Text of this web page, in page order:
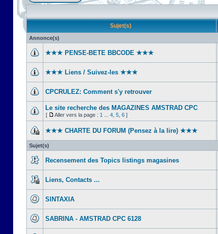
Sujet(s)
Annonce(s)
★★★ PENSE-BETE BBCODE ★★★
★★★ Liens / Suivez-les ★★★
CPCRULEZ: Comment s'y retrouver‎
Le site recherche des MAGAZINES AMSTRAD CPC
[ Aller vers la page : 1 4 5 6 ]
★★★ CHARTE DU FORUM (Pensez à la lire) ★★★
Sujet(s)
Recensement des Topics listings magasines
Liens, Contacts ...
SINTAXIA
SABRINA - AMSTRAD CPC 6128